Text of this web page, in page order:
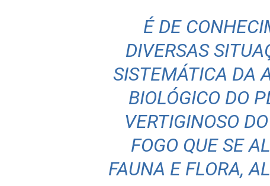
É DE
DIVERSAS
SISTEMÁTICA DA
BIOLÓGICO DO
VERTIGINOSO
FOGO QUE SE
FAUNA E FLORA,